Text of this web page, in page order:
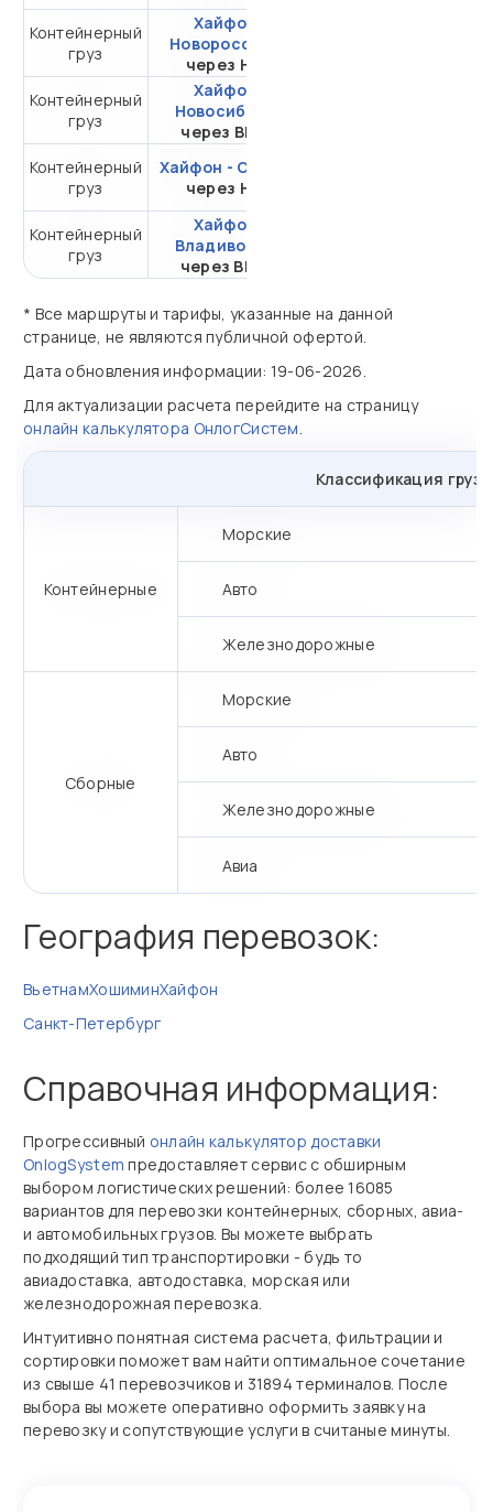
Контейнерный
груз
Хайфон -
Новороссийск
через НЛЭ
Контейнерный
груз
Хайфон -
Новосибирск
через ВМКТ
Контейнерный
груз
Хайфон - Самара
через НЛЭ
Контейнерный
груз
Хайфон -
Владивосток
через ВМТП
* Все маршруты и тарифы, указанные на данной
странице, не являются публичной офертой.
Дата обновления информации: 19-06-2026.
Для актуализации расчета перейдите на страницу
онлайн калькулятора ОнлогСистем.
Классификация
Контейнерные
Морские
Авто
Железнодорожные
Сборные
Морские
Авто
Железнодорожные
Авиа
География перевозок:
ВьетнамХошиминХайфон
Санкт-Петербург
Справочная информация:
Прогрессивный онлайн калькулятор доставки
OnlogSystem предоставляет сервис с обширным
выбором логистических решений: более 16085
вариантов для перевозки контейнерных, сборных, авиа‑
и автомобильных грузов. Вы можете выбрать
подходящий тип транспортировки - будь то
авиадоставка, автодоставка, морская или
железнодорожная перевозка.
Интуитивно понятная система расчета, фильтрации и
сортировки поможет вам найти оптимальное сочетание
из свыше 41 перевозчиков и 31894 терминалов. После
выбора вы можете оперативно оформить заявку на
перевозку и сопутствующие услуги в считаные минуты.